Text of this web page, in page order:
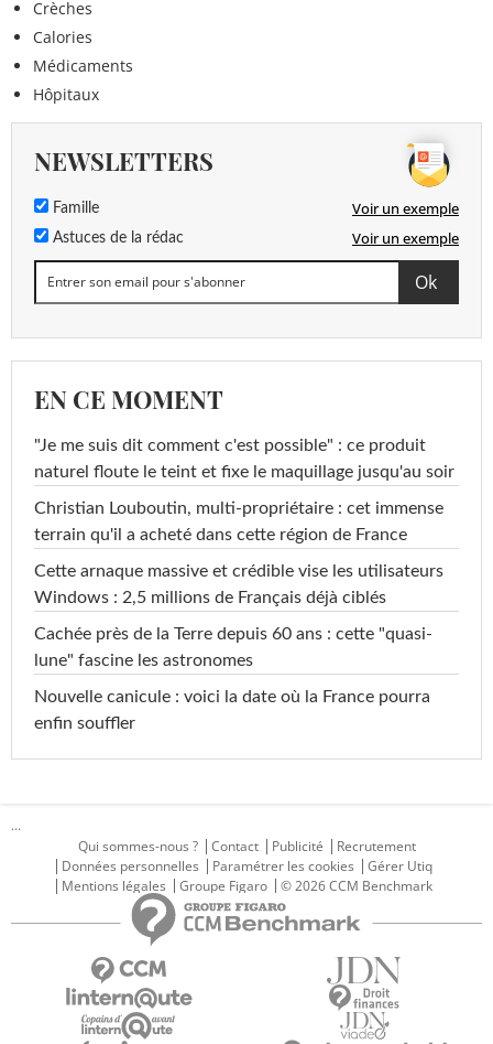
Crèches
Calories
Médicaments
Hôpitaux
NEWSLETTERS
Famille Voir un exemple
Astuces de la rédac Voir un exemple
EN CE MOMENT
"Je me suis dit comment c'est possible" : ce produit
naturel floute le teint et fixe le maquillage jusqu'au soir
Christian Louboutin, multi-propriétaire : cet immense
terrain qu'il a acheté dans cette région de France
Cette arnaque massive et crédible vise les utilisateurs
Windows : 2,5 millions de Français déjà ciblés
Cachée près de la Terre depuis 60 ans : cette "quasi-
lune" fascine les astronomes
Nouvelle canicule : voici la date où la France pourra
enfin souffler
...
Qui sommes-nous ?
Contact Publicité
Recrutement
Données personnelles
Paramétrer les cookies
Gérer Utiq
Mentions légales
Groupe Figaro © 2026 CCM Benchmark